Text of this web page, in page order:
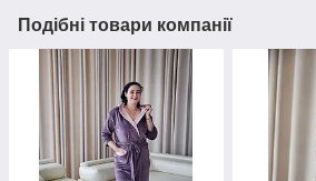
Подібні товари компанії